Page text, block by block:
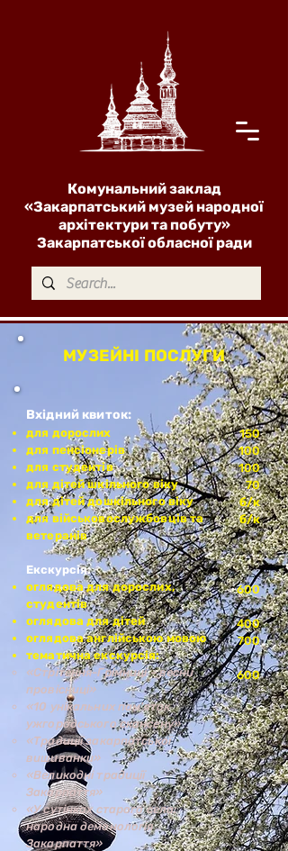
Комунальний заклад
«Закарпатський музей народної
архітектури та побуту»
Закарпатської обласної ради
МУЗЕЙНІ ПОСЛУГИ
Вхідний квиток:
для дорослих
для пенсіонерів
для студентів
для дітей шкільного віку
для дітей дошкільного віку
для військовослужбовців та
ветеранів
Екскурсія:
оглядова для дорослих,
студентів
оглядова для дітей
оглядова англійською мовою
тематична екскурсія:
​«Стрітення-Грімниці – весни
провісниці»
«10 унікальних пам'яток
ужгородського скансену»
«Традиції закарпатської
вишиванки»
«Великодні традиції
Закарпаття»
«У сутінках старого села:
народна демонологія
Закарпаття»
150
100
100
70
б/к
б/к
600
400
700
600